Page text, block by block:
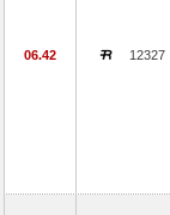
06.42 12327